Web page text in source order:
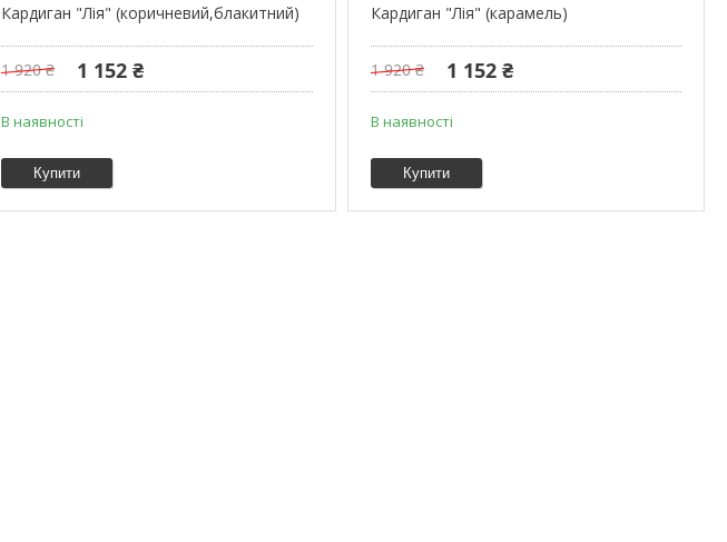
Кардиган "Лія" (коричневий,блакитний)
1 920 ₴ 1 152 ₴
В наявності
Купити
Кардиган "Лія" (карамель)
1 920 ₴ 1 152 ₴
В наявності
Купити